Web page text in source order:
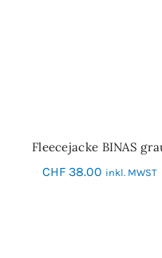
SCHNELL-EINKAUF
Fleecejacke BINAS
CHF 38.00 inkl. MWST